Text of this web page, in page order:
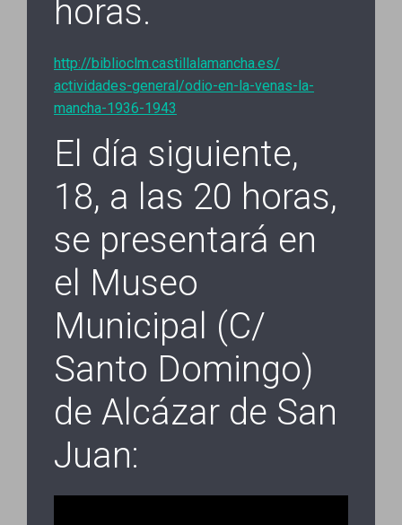
horas.
http://biblioclm.castillalamancha.es/
actividades-general/odio-en-la-venas-la-
mancha-1936-1943
El día siguiente,
18, a las 20 horas,
se presentará en
el Museo
Municipal (C/
Santo Domingo)
de Alcázar de San
Juan: